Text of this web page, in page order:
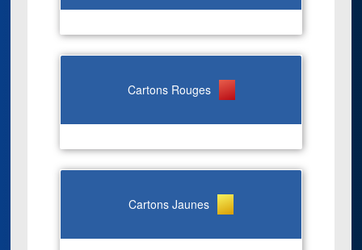
Cartons Rouges
Cartons Jaunes